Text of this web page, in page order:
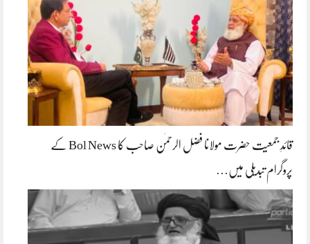
قائدِ جمعیت حضرت مولانا فضل الرحمٰن صاحب کا Bol News کے
پروگرام تبدیلی میں…